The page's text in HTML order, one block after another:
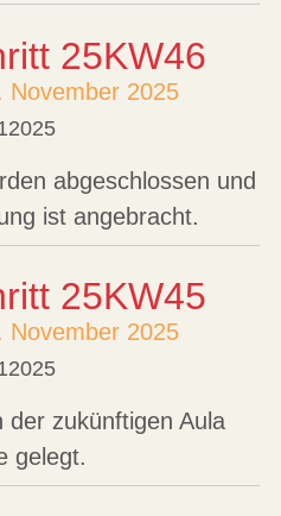
25KW46
November 2025
abgeschlossen und
ist angebracht.
25KW45
November 2025
der zukünftigen Aula
gelegt.